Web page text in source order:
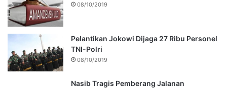
08/10/2019
Pelantikan Jokowi Dijaga 27 Ribu Personel
TNI-Polri
08/10/2019
Nasib Tragis Pemberang Jalanan